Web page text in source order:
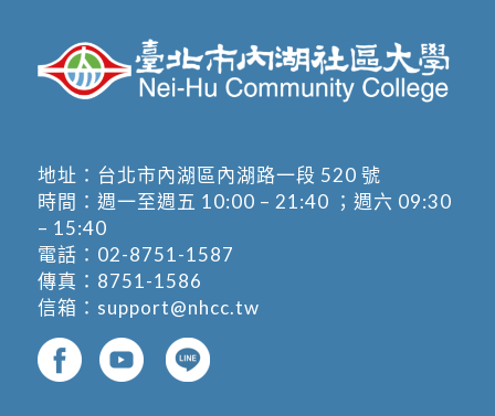
地址： 台北市內湖區內湖路一段 520 號
時間：週一至週五 10:00 – 21:40 ；週六 09:30
– 15:40
電話： 02-8751-1587
傳真：8751-1586
信箱： support@nhcc.tw